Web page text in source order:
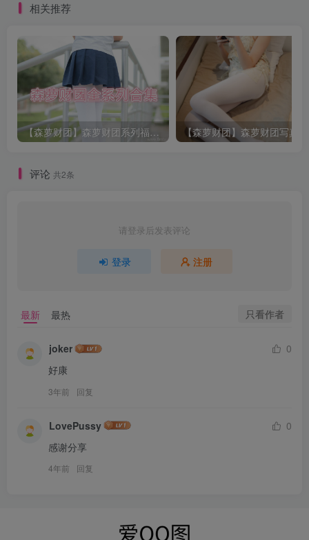
相关推荐
【森萝财团】森萝财团系列福利原版无水印合集下载[与本站内容同步更新]
评论 共2条
请登录后发表评论
登录 注册
最新 最热 只看作者
joker
0
好康
3年前 回复
LovePussy
0
感谢分享
4年前 回复